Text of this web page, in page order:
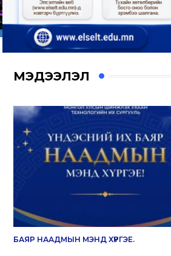
МЭДЭЭЛЭЛ
БАЯР НААДМЫН МЭНД ХҮРГЭЕ.